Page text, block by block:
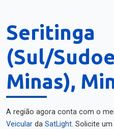
Seritinga
(Sul/
Minas),
A região agora conta com o
Veicular da SatLight. Solicite um